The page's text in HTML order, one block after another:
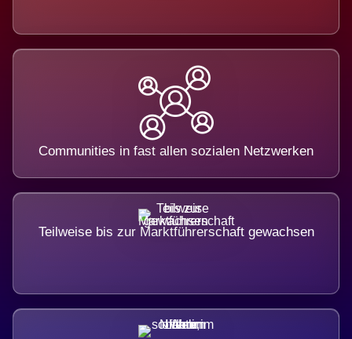
Communities in fast allen sozialen Netzwerken
Teilweise bis zur Marktführerschaft gewachsen